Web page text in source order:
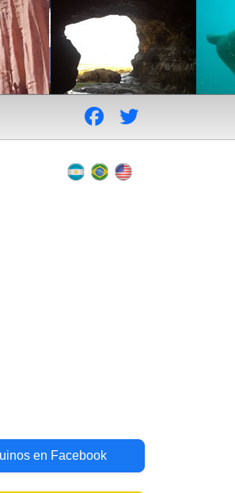
en Facebook